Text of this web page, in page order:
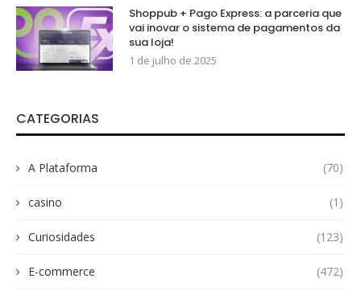
Shoppub + Pago Express: a parceria que
vai inovar o sistema de pagamentos da
sua loja!
1 de julho de 2025
CATEGORIAS
A Plataforma (70)
casino (1)
Curiosidades (123)
E-commerce (472)